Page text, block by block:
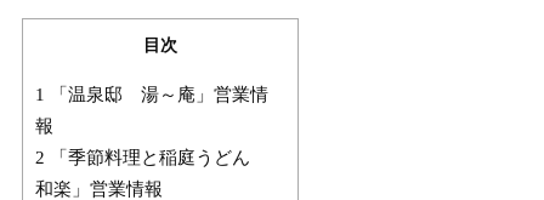
目次
1
「温泉邸 湯～庵」営業情
報
2 「季節料理と稲庭うどん
和楽」営業情報